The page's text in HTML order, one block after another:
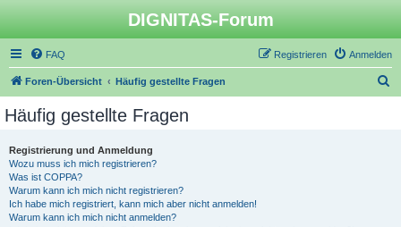
DIGNITAS-Forum
FAQ Anmelden
Registrieren
Foren-Übersicht Häufig gestellte Fragen
Häufig gestellte Fragen
Registrierung und Anmeldung
Wozu muss ich mich registrieren?
Was ist COPPA?
Warum kann ich mich nicht registrieren?
Ich habe mich registriert, kann mich aber nicht anmelden!
Warum kann ich mich nicht anmelden?